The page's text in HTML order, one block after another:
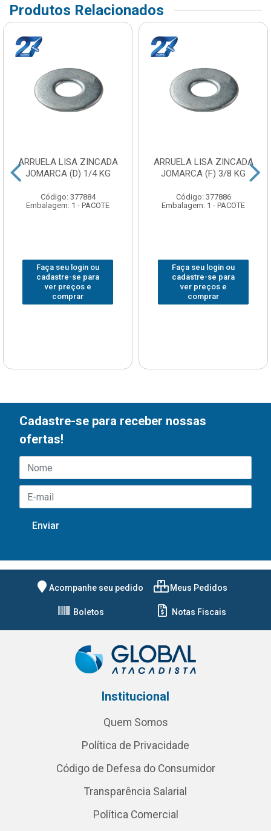
Produtos Relacionados
ARRUELA LISA ZINCADA
JOMARCA (D) 1/4 KG
Código: 377884
Embalagem: 1 - PACOTE
Faça seu login ou
cadastre-se para
ver preços e
comprar
ARRUELA LISA ZINCADA
JOMARCA (F) 3/8 KG
Código: 377886
Embalagem: 1 - PACOTE
Faça seu login ou
cadastre-se para
ver preços e
comprar
Cadastre-se para receber nossas
ofertas!
Acompanhe seu pedido Meus Pedidos
Boletos Notas Fiscais
Institucional
Quem Somos
Política de Privacidade
Código de Defesa do Consumidor
Transparência Salarial
Política Comercial